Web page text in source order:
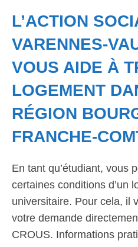
L’ACTION
VARENNES-
VOUS AIDE À
LOGEMENT
RÉGION
FRANCHE-
En tant qu’étudiant, vous
certaines conditions d’un
universitaire. Pour cela, il
votre demande
CROUS. Informations